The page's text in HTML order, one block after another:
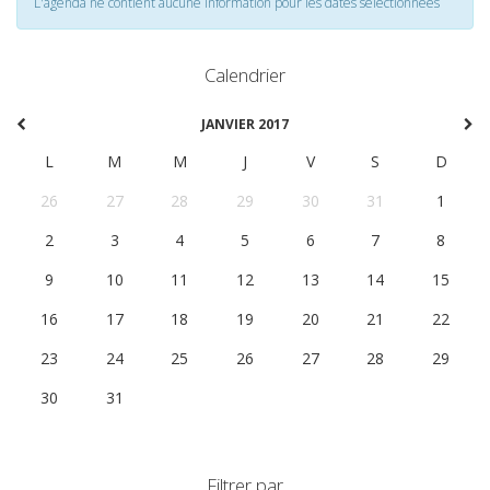
Calendrier
JANVIER 2017
L M M J V S
D
26
27 28 29 30 31
1
2
3 4 5 6 7
8
9
10 11 12 13 14
15
16
17 18 19 20 21
22
23
24 25 26 27 28
29
30
31